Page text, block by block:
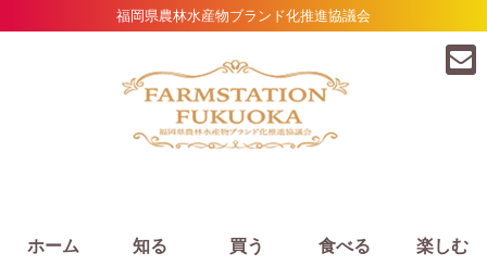
福岡県農林水産物ブランド化推進協議会
ホーム 知る 買う 食べる 楽しむ